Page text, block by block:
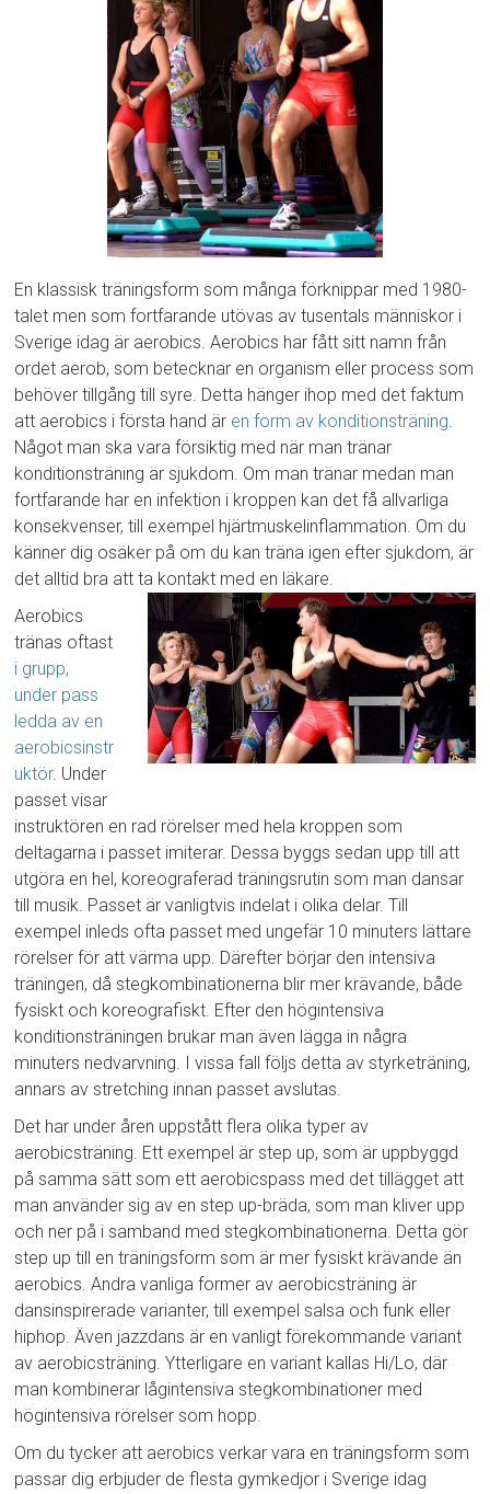
En klassisk träningsform som många förknippar med 1980-
talet men som fortfarande utövas av tusentals människor i
Sverige idag är aerobics. Aerobics har fått sitt namn från
ordet aerob, som betecknar en organism eller process som
behöver tillgång till syre. Detta hänger ihop med det faktum
att aerobics i första hand är en form av konditionsträning.
Något man ska vara försiktig med när man tränar
konditionsträning är sjukdom. Om man tränar medan man
fortfarande har en infektion i kroppen kan det få allvarliga
konsekvenser, till exempel hjärtmuskelinflammation. Om du
känner dig osäker på om du kan träna igen efter sjukdom, är
det alltid bra att ta kontakt med en läkare.
Aerobics
tränas oftast
i grupp,
under pass
ledda av en
aerobicsinstr
uktör. Under
passet visar
instruktören en rad rörelser med hela kroppen som
deltagarna i passet imiterar. Dessa byggs sedan upp till att
utgöra en hel, koreograferad träningsrutin som man dansar
till musik. Passet är vanligtvis indelat i olika delar. Till
exempel inleds ofta passet med ungefär 10 minuters lättare
rörelser för att värma upp. Därefter börjar den intensiva
träningen, då stegkombinationerna blir mer krävande, både
fysiskt och koreografiskt. Efter den högintensiva
konditionsträningen brukar man även lägga in några
minuters nedvarvning. I vissa fall följs detta av styrketräning,
annars av stretching innan passet avslutas.
Det har under åren uppstått flera olika typer av
aerobicsträning. Ett exempel är step up, som är uppbyggd
på samma sätt som ett aerobicspass med det tillägget att
man använder sig av en step up-bräda, som man kliver upp
och ner på i samband med stegkombinationerna. Detta gör
step up till en träningsform som är mer fysiskt krävande än
aerobics. Andra vanliga former av aerobicsträning är
dansinspirerade varianter, till exempel salsa och funk eller
hiphop. Även jazzdans är en vanligt förekommande variant
av aerobicsträning. Ytterligare en variant kallas Hi/Lo, där
man kombinerar lågintensiva stegkombinationer med
högintensiva rörelser som hopp.
Om du tycker att aerobics verkar vara en träningsform som
passar dig erbjuder de flesta gymkedjor i Sverige idag